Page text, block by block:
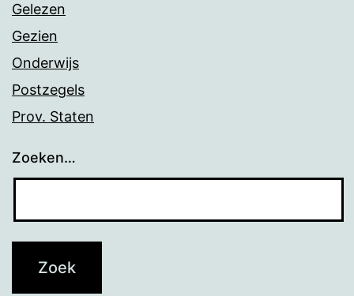
Gelezen
Gezien
Onderwijs
Postzegels
Prov. Staten
Zoeken…